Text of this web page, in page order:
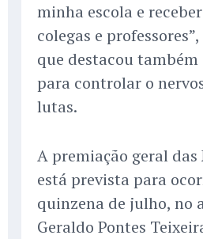
minha escola e
colegas e
que destacou também
para controlar o
lutas.
A premiação geral das
está prevista para
quinzena de julho, no
Geraldo Pontes